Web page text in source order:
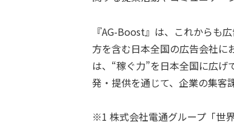
『AG-Boost』は、これからも
方を含む日本全国の広告会社に
は、“稼ぐ力”を日本全国に広
発・提供を通じて、企業の集客
※1 株式会社電通グループ「世